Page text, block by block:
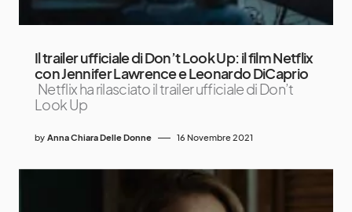
Il trailer ufficiale di Don’t Look Up: il film Netflix
con Jennifer Lawrence e Leonardo DiCaprio
Netflix ha rilasciato il trailer ufficiale di Don’t
Look Up
by Anna Chiara Delle Donne 16 Novembre 2021